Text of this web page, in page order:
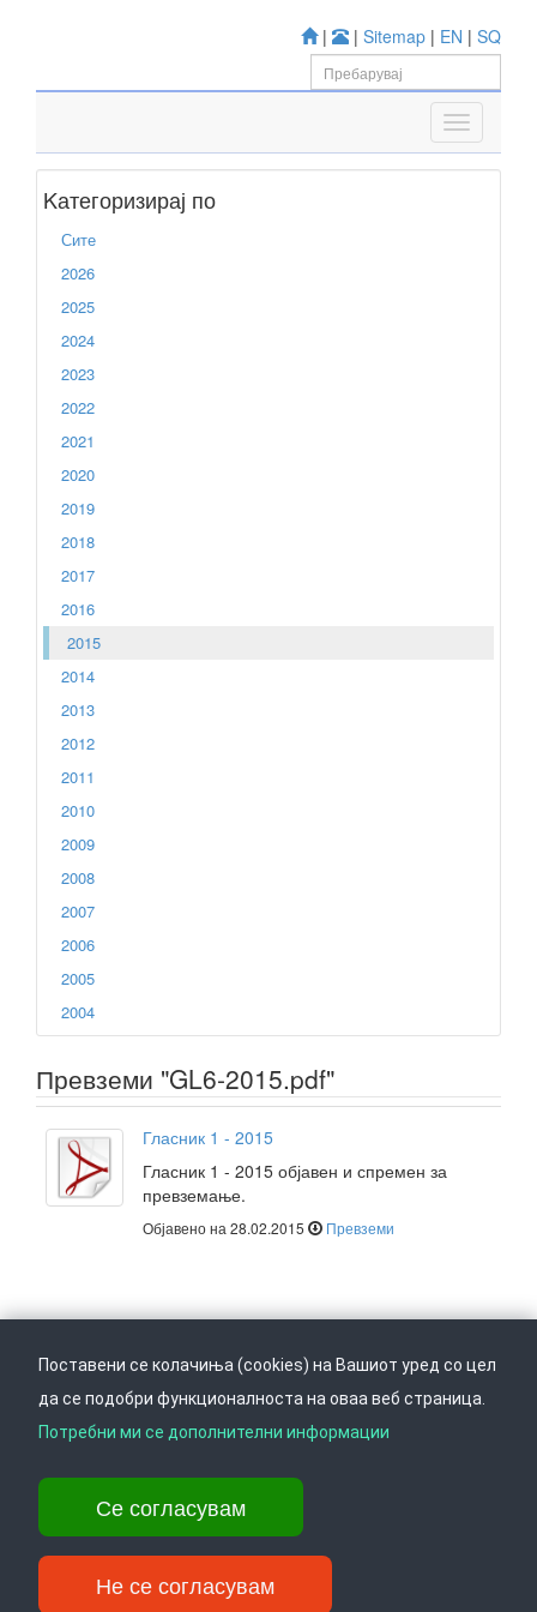
| | Sitemap | EN | SQ
Kатегоризирај по
Сите
2026
2025
2024
2023
2022
2021
2020
2019
2018
2017
2016
2015
2014
2013
2012
2011
2010
2009
2008
2007
2006
2005
2004
Превземи "GL6-2015.pdf"
Гласник 1 - 2015
Гласник 1 - 2015 објавен и спремен за
превземање.
Објавено на 28.02.2015 Превземи
Врати се горе Следете не на
Ул. Даме Груев 14, Катна гаража Беко на 1-виот кат, 1000 Скопје,
Тел: +389 2 3103 601 (641), Факс: +389 2 3137 149 |
info@ippo.gov.mk
Поставени се колачиња (cookies) на Вашиот уред со цел
да се подобри функционалноста на оваа веб страница.
Потребни ми се дополнителни информации
Се согласувам
Не се согласувам